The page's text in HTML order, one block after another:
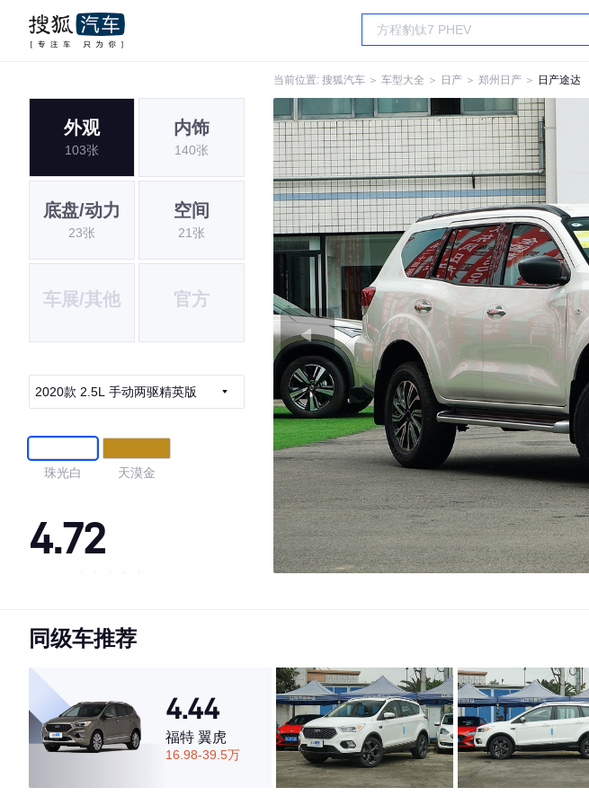
当前位置: 搜狐汽车 ＞ 车型大全 ＞ 日产 ＞ 郑州日产 ＞ 日产途达
外观
103张
内饰
140张
底盘/动力
23张
空间
21张
车展/其他 官方
2020款 2.5L 手动两驱精英版
珠光白 天漠金
4.72
·内饰表现一般，低于75%同级车
·空间表现较为优秀，优于78%同级车
同级车推荐
4.44
福特 翼虎
16.98-39.5万